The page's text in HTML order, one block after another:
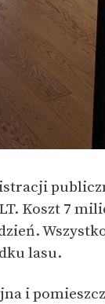
Koszt 7
lasu.
i